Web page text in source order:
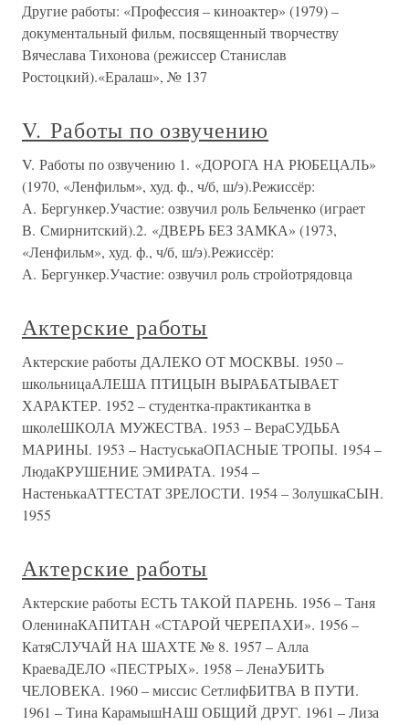
Другие работы: «Профессия – киноактер» (1979) –
документальный фильм, посвященный творчеству
Вячеслава Тихонова (режиссер Станислав
Ростоцкий).«Ералаш», № 137
V. Работы по озвучению
V. Работы по озвучению 1. «ДОРОГА НА РЮБЕЦАЛЬ»
(1970, «Ленфильм», худ. ф., ч/б, ш/э).Режиссёр:
А. Бергункер.Участие: озвучил роль Бельченко (играет
В. Смирнитский).2. «ДВЕРЬ БЕЗ ЗАМКА» (1973,
«Ленфильм», худ. ф., ч/б, ш/э).Режиссёр:
А. Бергункер.Участие: озвучил роль стройотрядовца
Актерские работы
Актерские работы ДАЛЕКО ОТ МОСКВЫ. 1950 –
школьницаАЛЕША ПТИЦЫН ВЫРАБАТЫВАЕТ
ХАРАКТЕР. 1952 – студентка-практикантка в
школеШКОЛА МУЖЕСТВА. 1953 – ВераСУДЬБА
МАРИНЫ. 1953 – НастуськаОПАСНЫЕ ТРОПЫ. 1954 –
ЛюдаКРУШЕНИЕ ЭМИРАТА. 1954 –
НастенькаАТТЕСТАТ ЗРЕЛОСТИ. 1954 – ЗолушкаСЫН.
1955
Актерские работы
Актерские работы ЕСТЬ ТАКОЙ ПАРЕНЬ. 1956 – Таня
ОленинаКАПИТАН «СТАРОЙ ЧЕРЕПАХИ». 1956 –
КатяСЛУЧАЙ НА ШАХТЕ № 8. 1957 – Алла
КраеваДЕЛО «ПЕСТРЫХ». 1958 – ЛенаУБИТЬ
ЧЕЛОВЕКА. 1960 – миссис СетлифБИТВА В ПУТИ.
1961 – Тина КарамышНАШ ОБЩИЙ ДРУГ. 1961 – Лиза